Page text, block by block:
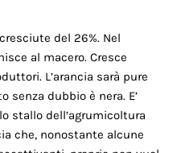
del 26%. Nel
al macero. Cresce
L’arancia sarà pure
senza dubbio è nera. E’
stallo dell’agrumicoltura
che, nonostante alcune